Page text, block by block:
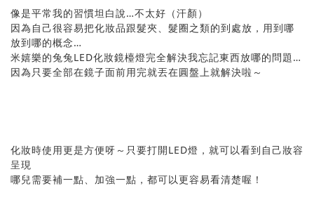
像是平常我的習慣坦白說…不太好（汗顏）
因為自己很容易把化妝品跟髮夾、髮圈之類的到處放，用到哪
放到哪的概念…
米嬉樂的兔兔LED化妝鏡檯燈完全解決我忘記東西放哪的問題…
因為只要全部在鏡子面前用完就丟在圓盤上就解決啦～
化妝時使用更是方便呀～只要打開LED燈，就可以看到自己妝容
呈現
哪兒需要補一點、加強一點，都可以更容易看清楚喔！